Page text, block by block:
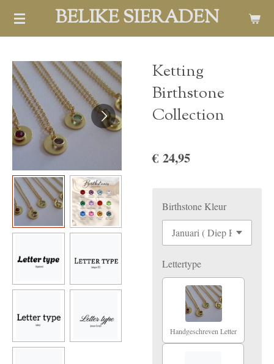
Ga
de
hoofdinhoud
BELIKE SIERADEN
Ketting
Birthstone
Collection
€ 24,95
Birthstone Kleur
Lettertype
Handgeschreven Letter